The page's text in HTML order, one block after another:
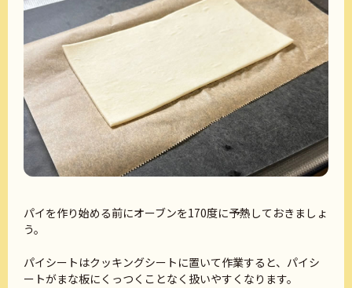
パイを作り始める前にオーブンを170度に予熱しておきましょ
う。
パイシートはクッキングシートに置いて作業すると、パイシ
ートがまな板にくっつくことなく扱いやすくなります。